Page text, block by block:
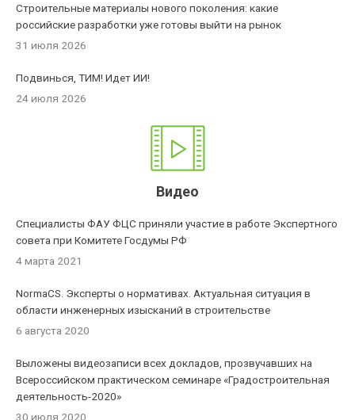
Строительные материалы нового поколения: какие
российские разработки уже готовы выйти на рынок
31 июля 2026
Подвинься, ТИМ! Идет ИИ!
24 июля 2026
Видео
Специалисты ФАУ ФЦС приняли участие в работе Экспертного
совета при Комитете Госдумы РФ
4 марта 2021
NormaCS. Эксперты о нормативах. Актуальная ситуация в
области инженерных изысканий в строительстве
6 августа 2020
Выложены видеозаписи всех докладов, прозвучавших на
Всероссийском практическом семинаре «Градостроительная
деятельность-2020»
30 июля 2020